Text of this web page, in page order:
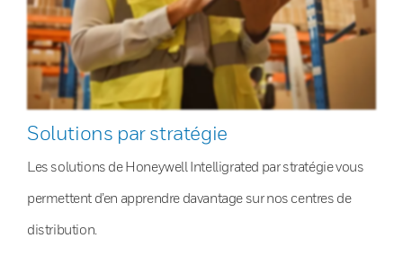
Solutions par stratégie
Les solutions de Honeywell Intelligrated par stratégie vous
permettent d’en apprendre davantage sur nos centres de
distribution.